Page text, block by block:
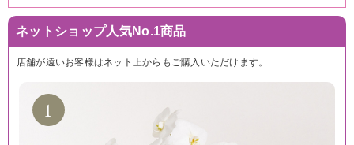
ネットショップ人気No.1商品
店舗が遠いお客様はネット上からもご購入いただけます。